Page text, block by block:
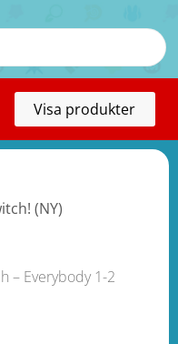
Visa produkter
– Everybody 1-2